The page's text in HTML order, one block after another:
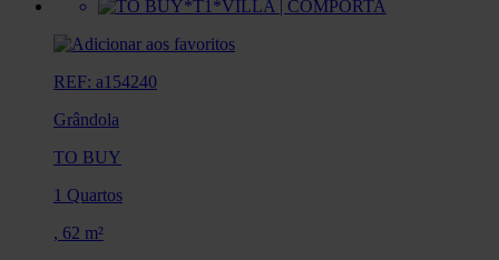
REF: a154240
Grândola
TO BUY
1 Quartos
, 62 m²